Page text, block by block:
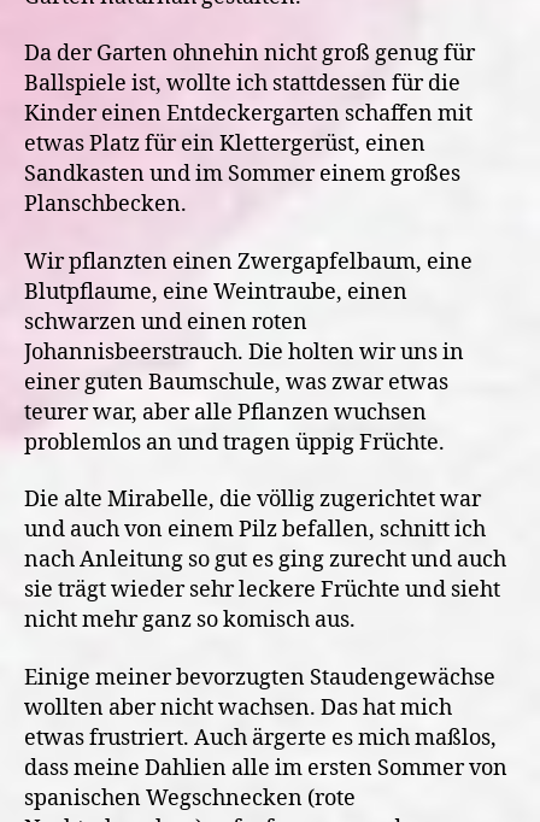
Da der Garten ohnehin nicht groß genug für
Ballspiele ist, wollte ich stattdessen für die
Kinder einen Entdeckergarten schaffen mit
etwas Platz für ein Klettergerüst, einen
Sandkasten und im Sommer einem großes
Planschbecken.
Wir pflanzten einen Zwergapfelbaum, eine
Blutpflaume, eine Weintraube, einen
schwarzen und einen roten
Johannisbeerstrauch. Die holten wir uns in
einer guten Baumschule, was zwar etwas
teurer war, aber alle Pflanzen wuchsen
problemlos an und tragen üppig Früchte.
Die alte Mirabelle, die völlig zugerichtet war
und auch von einem Pilz befallen, schnitt ich
nach Anleitung so gut es ging zurecht und auch
sie trägt wieder sehr leckere Früchte und sieht
nicht mehr ganz so komisch aus.
Einige meiner bevorzugten Staudengewächse
wollten aber nicht wachsen. Das hat mich
etwas frustriert. Auch ärgerte es mich maßlos,
dass meine Dahlien alle im ersten Sommer von
spanischen Wegschnecken (rote